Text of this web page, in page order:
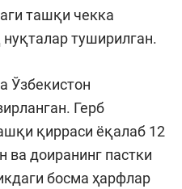
ташқи чекка
туширилган.
Ўзбекистон
Герб
қирраси ёқалаб 12
ва доиранинг пастки
босма ҳарфлар